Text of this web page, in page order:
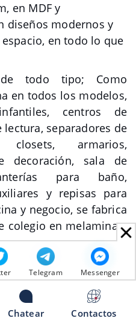
Telegram Messenger
Chatear Contactos
en MDF y
diseños modernos y
en todo lo que
de todo tipo; Como
en todos los modelos,
centros de
separadores de
closets, armarios,
decoración, sala de
para baño,
y repisas para
y negocio, se fabrica
colegio en melamina y
DE MUEBLES EN
muebles en Melamina,
cómodas,